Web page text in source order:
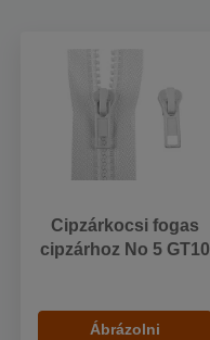
Cipzárkocsi fogas
cipzárhoz No 5 GT10
Ábrázolni